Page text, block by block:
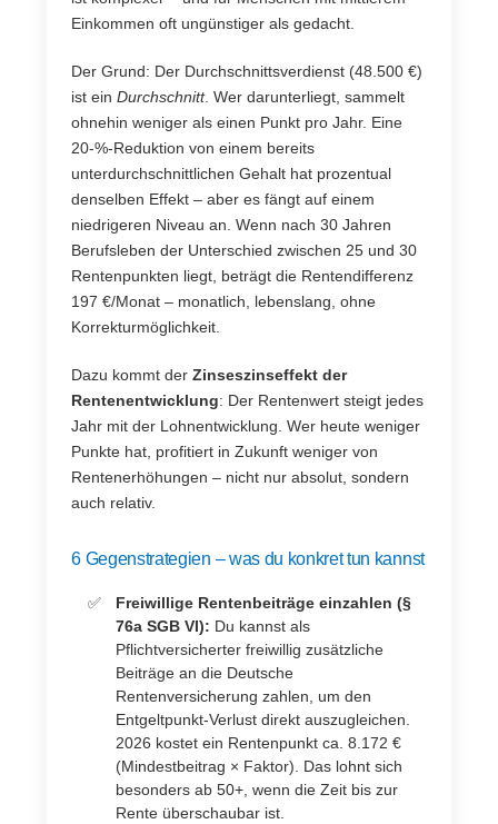
Einkommen oft ungünstiger als gedacht.
Der Grund: Der Durchschnittsverdienst (48.500 €)
ist einDurchschnitt. Wer darunterliegt, sammelt
ohnehin weniger als einen Punkt pro Jahr. Eine
20-%-Reduktion von einem bereits
unterdurchschnittlichen Gehalt hat prozentual
denselben Effekt – aber es fängt auf einem
niedrigeren Niveau an. Wenn nach 30 Jahren
Berufsleben der Unterschied zwischen 25 und 30
Rentenpunkten liegt, beträgt die Rentendifferenz
197 €/Monat – monatlich, lebenslang, ohne
Korrekturmöglichkeit.
Dazu kommt derZinseszinseffekt der
Rentenentwicklung: Der Rentenwert steigt jedes
Jahr mit der Lohnentwicklung. Wer heute weniger
Punkte hat, profitiert in Zukunft weniger von
Rentenerhöhungen – nicht nur absolut, sondern
auch relativ.
6 Gegenstrategien – was du konkret tun kannst
Freiwillige Rentenbeiträge einzahlen (§
76a SGB VI): Du kannst als
Pflichtversicherter freiwillig zusätzliche
Beiträge an die Deutsche
Rentenversicherung zahlen, um den
Entgeltpunkt-Verlust direkt auszugleichen.
2026 kostet ein Rentenpunkt ca. 8.172 €
(Mindestbeitrag × Faktor). Das lohnt sich
besonders ab 50+, wenn die Zeit bis zur
Rente überschaubar ist.